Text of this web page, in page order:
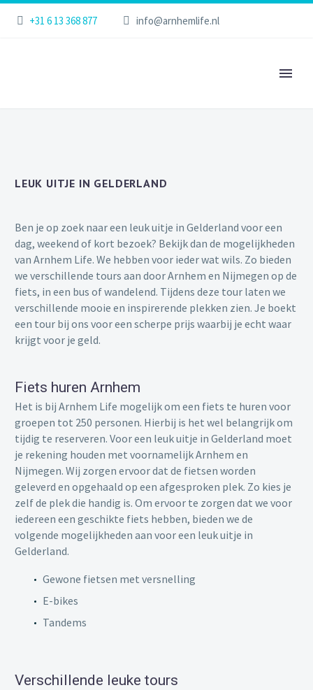
+31 6 13 368 877 info@arnhemlife.nl
LEUK UITJE IN GELDERLAND
Ben je op zoek naar een leuk uitje in Gelderland voor een
dag, weekend of kort bezoek? Bekijk dan de mogelijkheden
van Arnhem Life. We hebben voor ieder wat wils. Zo bieden
we verschillende tours aan door Arnhem en Nijmegen op de
fiets, in een bus of wandelend. Tijdens deze tour laten we
verschillende mooie en inspirerende plekken zien. Je boekt
een tour bij ons voor een scherpe prijs waarbij je echt waar
krijgt voor je geld.
Fiets huren Arnhem
Het is bij Arnhem Life mogelijk om een fiets te huren voor
groepen tot 250 personen. Hierbij is het wel belangrijk om
tijdig te reserveren. Voor een leuk uitje in Gelderland moet
je rekening houden met voornamelijk Arnhem en
Nijmegen. Wij zorgen ervoor dat de fietsen worden
geleverd en opgehaald op een afgesproken plek. Zo kies je
zelf de plek die handig is. Om ervoor te zorgen dat we voor
iedereen een geschikte fiets hebben, bieden we de
volgende mogelijkheden aan voor een leuk uitje in
Gelderland.
Gewone fietsen met versnelling
E-bikes
Tandems
Verschillende leuke tours